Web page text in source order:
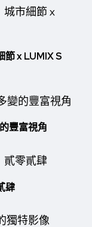
節 x LUMIX S
豐富視角
肆